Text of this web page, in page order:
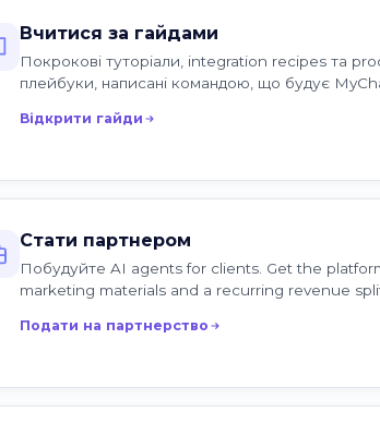
Вчитися за гайдами
Покрокові туторіали, integration recipes та
плейбуки, написані командою, що будує
Відкрити гайди
Стати партнером
Побудуйте AI agents for clients. Get the
marketing materials and a recurring revenue
Подати на партнерство